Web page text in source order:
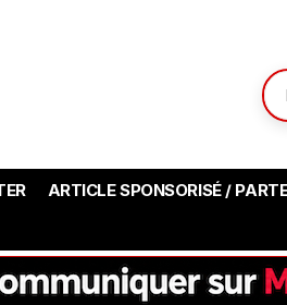
ARTICLE SPONSORISÉ /